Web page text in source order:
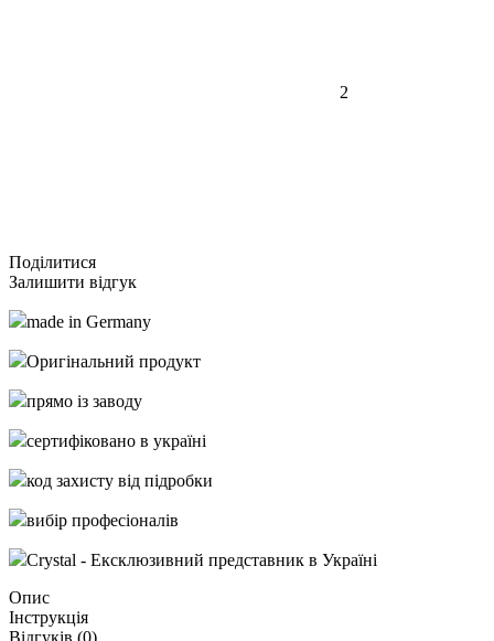
2
Подiлитися
Залишити відгук
made in Germany
Оригінальний продукт
прямо із заводу
сертифіковано в україні
код захисту від підробки
вибір професіоналів
Crystal - Ексклюзивний представник в Україні
Опис
Інструкція